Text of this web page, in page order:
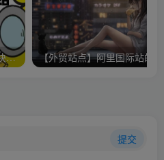
电影解说文案思路课，让你快速掌握文案编写的技巧（3节视频课程）
提交